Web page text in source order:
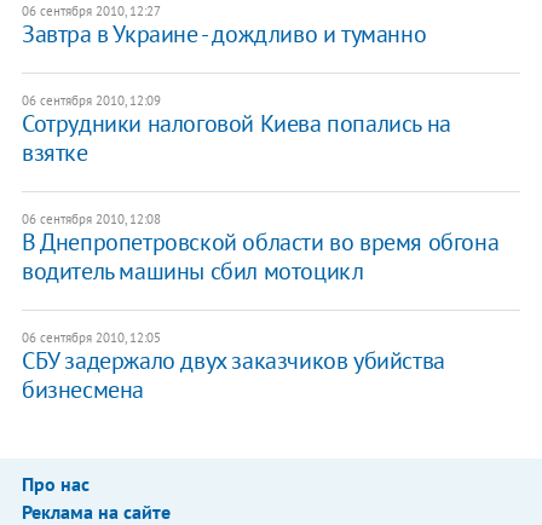
06 сентября 2010, 12:27
Завтра в Украине - дождливо и туманно
06 сентября 2010, 12:09
Сотрудники налоговой Киева попались на
взятке
06 сентября 2010, 12:08
В Днепропетровской области во время обгона
водитель машины сбил мотоцикл
06 сентября 2010, 12:05
СБУ задержало двух заказчиков убийства
бизнесмена
Про нас
Реклама на сайте